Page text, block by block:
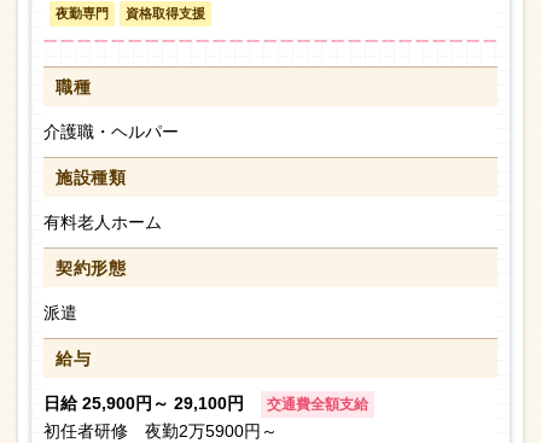
夜勤専門 資格取得支援
職種
介護職・ヘルパー
施設種類
有料老人ホーム
契約形態
派遣
給与
日給 25,900円～ 29,100円 交通費全額支給
初任者研修 夜勤2万5900円～